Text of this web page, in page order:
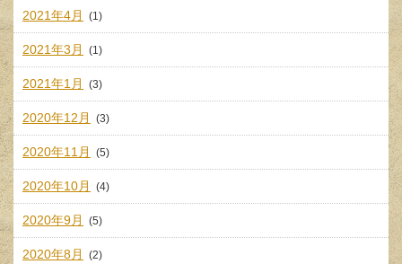
2021年4月 (1)
2021年3月 (1)
2021年1月 (3)
2020年12月 (3)
2020年11月 (5)
2020年10月 (4)
2020年9月 (5)
2020年8月 (2)